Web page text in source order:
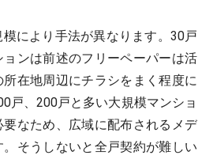
により手法が異なります。30戸
ンは前述のフリーペーパーは活
在地周辺にチラシをまく程度に
戸、200戸と多い大規模マンショ
なため、広域に配布されるメデ
そうしないと全戸契約が難しい